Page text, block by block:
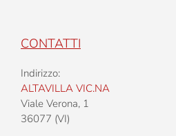
CONTATTI
Indirizzo:
ALTAVILLA VIC.NA
Viale Verona, 1
36077 (VI)